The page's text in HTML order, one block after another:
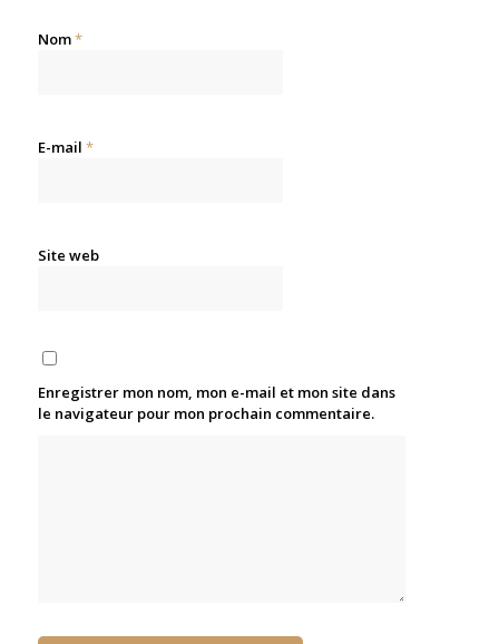
Nom*
E-mail *
Site web
Enregistrer mon nom, mon e-mail et mon site dans
le navigateur pour mon prochain commentaire.